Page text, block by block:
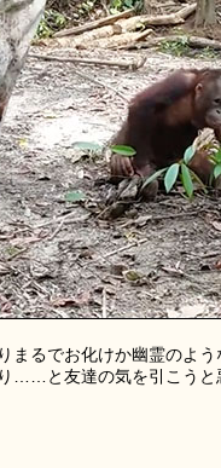
まるでお化けか幽霊のよ
……と友達の気を引こうと